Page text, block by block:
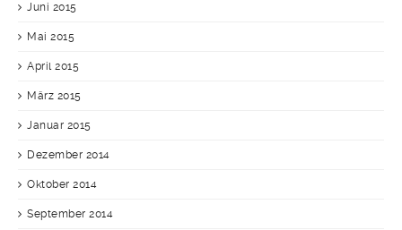
Juni 2015
Mai 2015
April 2015
März 2015
Januar 2015
Dezember 2014
Oktober 2014
September 2014